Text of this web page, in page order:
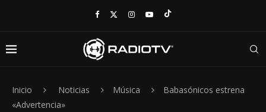
Inicio Noticias Música
Babasónicos estrena
«Advertencia»